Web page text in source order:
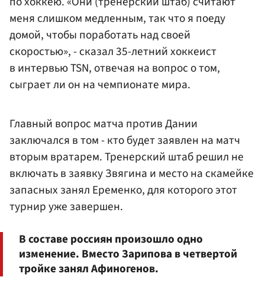
меня слишком медленным, так что я поеду
домой, чтобы поработать над своей
скоростью», - сказал 35-летний хоккеист
в интервью TSN, отвечая на вопрос о том,
сыграет ли он на чемпионате мира.
Главный вопрос матча против Дании
заключался в том - кто будет заявлен на матч
вторым вратарем. Тренерский штаб решил не
включать в заявку Звягина и место на скамейке
запасных занял Еременко, для которого этот
турнир уже завершен.
В составе россиян произошло одно
изменение. Вместо Зарипова в четвертой
тройке занял Афиногенов.